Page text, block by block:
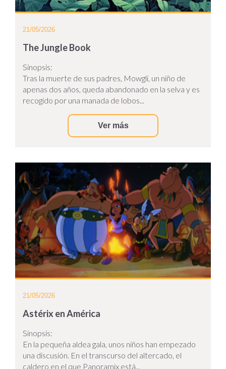
21/05/2026
The Jungle Book
Sinopsis:
Tras la muerte de sus padres, Mowgli, un niño de
apenas dos años, queda abandonado en la selva y es
recogido por una manada de lobos...
Ver más
21/05/2026
Astérix en América
Sinopsis:
En la pequeña aldea gala, unos niños han empezado
una discusión. En el transcurso del altercado, el
caldero en el que Panoramix está...